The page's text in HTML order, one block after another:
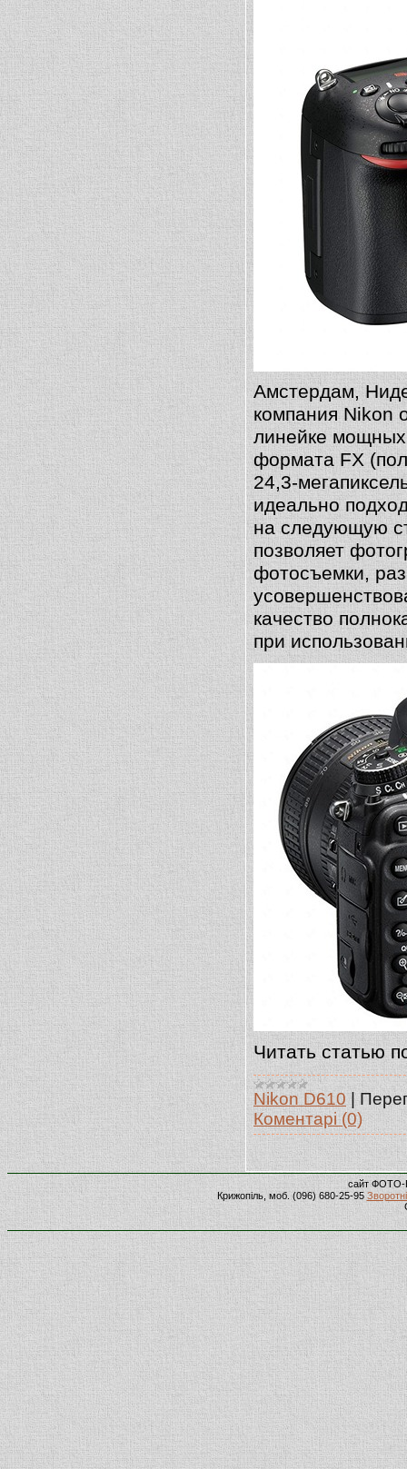
Амстердам,
компания Nikon
линейке
формата FX
24,3-
идеально
на следующую
позволяет
фотосъемки,
качество
при
Читать статью
Nikon D610|
Коментарі (0)
сайт ФОТО-
Крижопіль, моб. (096) 680-25-95